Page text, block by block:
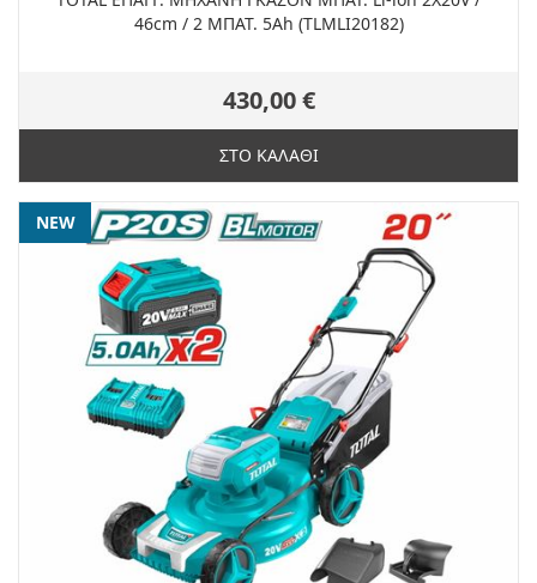
46cm / 2 ΜΠΑΤ. 5Ah (TLMLI20182)
430,00 €
ΣΤΟ ΚΑΛΑΘΙ
NEW